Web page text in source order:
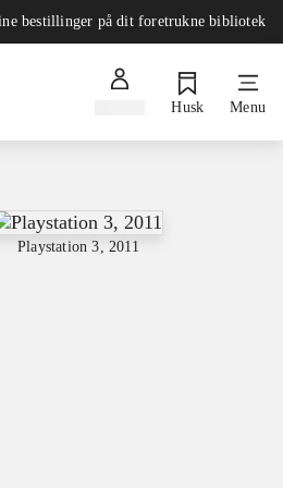
bestillinger på dit foretrukne bibliotek
Husk Menu
Playstation 3, 2011